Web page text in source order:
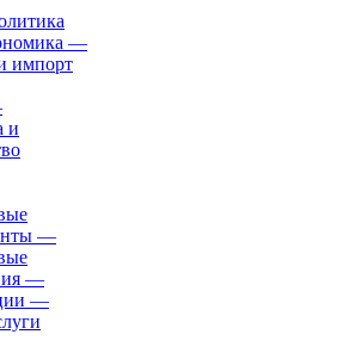
—
импорт
и
—
—
—